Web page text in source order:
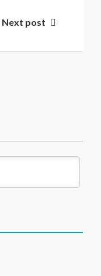
Next post